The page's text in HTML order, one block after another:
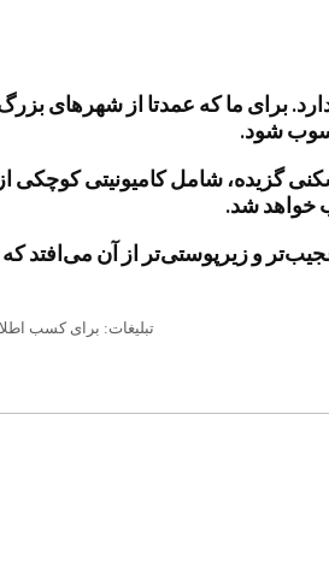
ما که عمدتا از شهرهای بزرگ
شود.
گزیده، شامل کامیونیتی کوچکی
خواهد شد.
و زیرپوستی‌تر از آن
تبلیغات: برای کسب